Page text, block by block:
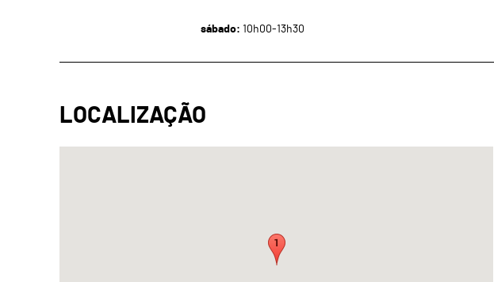
sábado: 10h00-13h30